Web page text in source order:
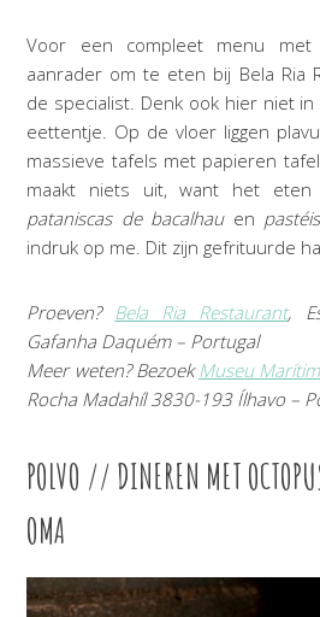
Voor een compleet menu
aanrader om te eten bij Bela Ria
de specialist. Denk ook hier niet
eettentje. Op de vloer liggen
massieve tafels met papieren
maakt niets uit, want het eten
pataniscas de bacalhauen
indruk op me. Dit zijn gefrituurde
Proeven? Bela Ria Restaurant,
Gafanha Daquém – Portugal
Meer weten? Bezoek Museu
Rocha Madahíl 3830-193 Ílhavo –
POLVO // DINEREN MET
OMA